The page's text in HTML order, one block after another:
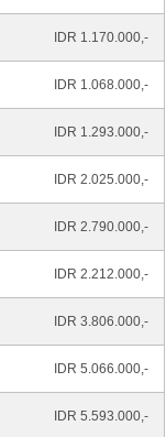
IDR 1.170.000,-
IDR 1.068.000,-
IDR 1.293.000,-
IDR 2.025.000,-
IDR 2.790.000,-
IDR 2.212.000,-
IDR 3.806.000,-
IDR 5.066.000,-
IDR 5.593.000,-